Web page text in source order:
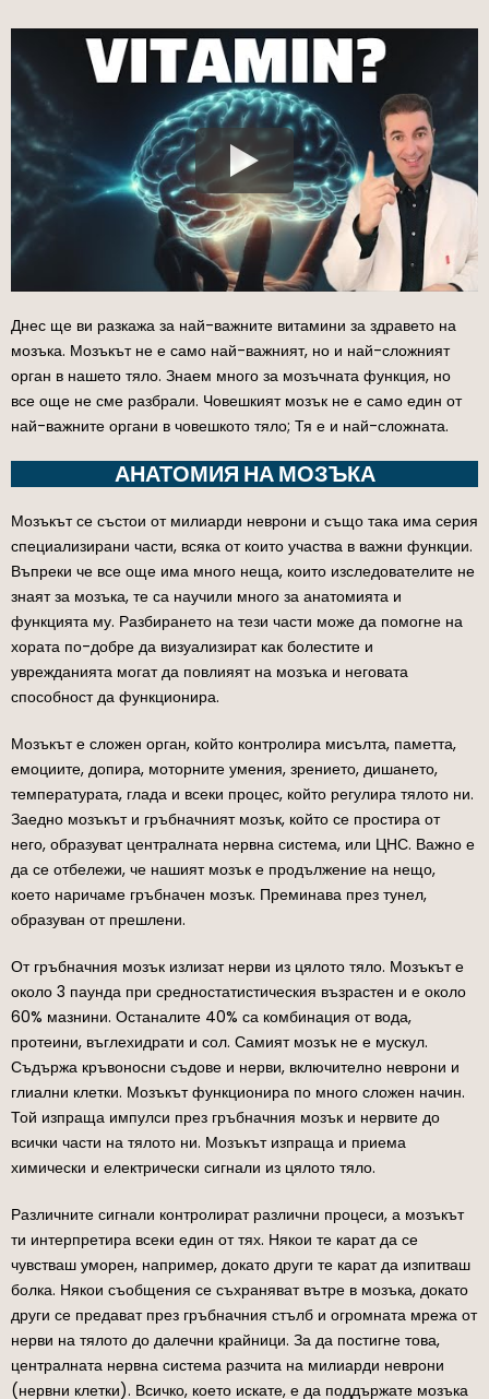
Днес ще ви разкажа за най-важните витамини за здравето на
мозъка. Мозъкът не е само най-важният, но и най-сложният
орган в нашето тяло. Знаем много за мозъчната функция, но
все още не сме разбрали. Човешкият мозък не е само един от
най-важните органи в човешкото тяло; Тя е и най-сложната.
АНАТОМИЯ НА МОЗЪКА
Мозъкът се състои от милиарди неврони и също така има серия
специализирани части, всяка от които участва в важни функции.
Въпреки че все още има много неща, които изследователите не
знаят за мозъка, те са научили много за анатомията и
функцията му. Разбирането на тези части може да помогне на
хората по-добре да визуализират как болестите и
уврежданията могат да повлияят на мозъка и неговата
способност да функционира.
Мозъкът е сложен орган, който контролира мисълта, паметта,
емоциите, допира, моторните умения, зрението, дишането,
температурата, глада и всеки процес, който регулира тялото ни.
Заедно мозъкът и гръбначният мозък, който се простира от
него, образуват централната нервна система, или ЦНС. Важно е
да се отбележи, че нашият мозък е продължение на нещо,
което наричаме гръбначен мозък. Преминава през тунел,
образуван от прешлени.
От гръбначния мозък излизат нерви из цялото тяло. Мозъкът е
около 3 паунда при средностатистическия възрастен и е около
60% мазнини. Останалите 40% са комбинация от вода,
протеини, въглехидрати и сол. Самият мозък не е мускул.
Съдържа кръвоносни съдове и нерви, включително неврони и
глиални клетки. Мозъкът функционира по много сложен начин.
Той изпраща импулси през гръбначния мозък и нервите до
всички части на тялото ни. Мозъкът изпраща и приема
химически и електрически сигнали из цялото тяло.
Различните сигнали контролират различни процеси, а мозъкът
ти интерпретира всеки един от тях. Някои те карат да се
чувстваш уморен, например, докато други те карат да изпитваш
болка. Някои съобщения се съхраняват вътре в мозъка, докато
други се предават през гръбначния стълб и огромната мрежа от
нерви на тялото до далечни крайници. За да постигне това,
централната нервна система разчита на милиарди неврони
(нервни клетки). Всичко, което искате, е да поддържате мозъка